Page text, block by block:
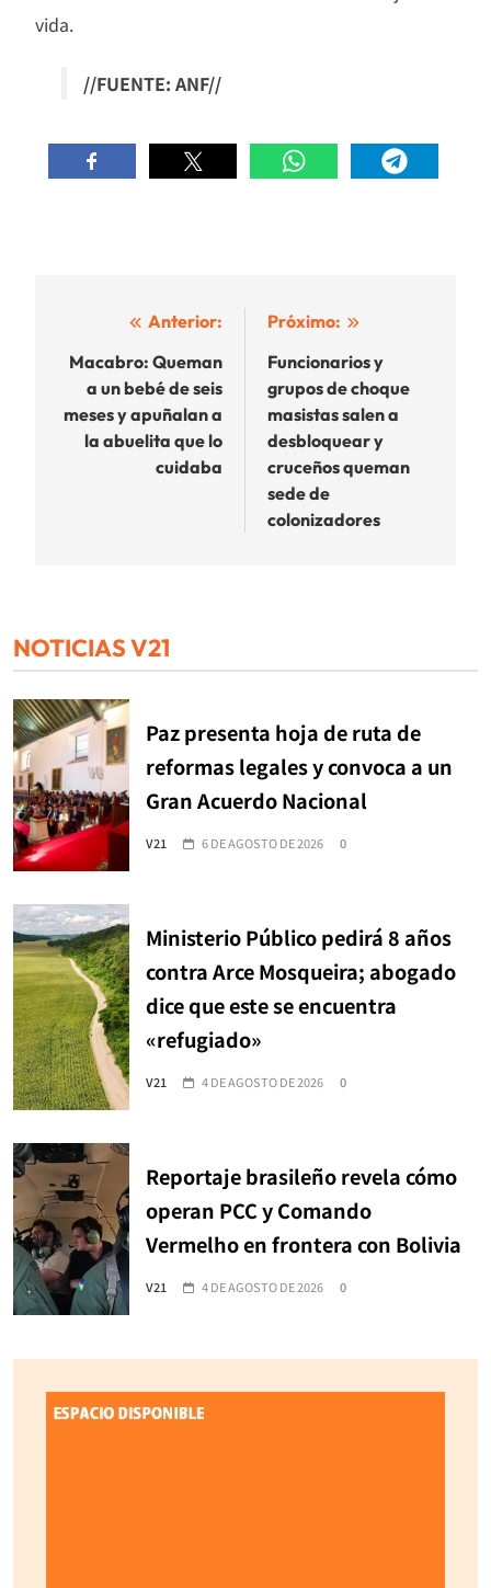
vida.
//FUENTE: ANF//
Navegación
de
entradas
Anterior:
Macabro: Queman
a un bebé de seis
meses y apuñalan a
la abuelita que lo
cuidaba
Próximo:
Funcionarios y
grupos de choque
masistas salen a
desbloquear y
cruceños queman
sede de
colonizadores
NOTICIAS V21
Paz presenta hoja de ruta de
reformas legales y convoca a un
Gran Acuerdo Nacional
V21 6 DE AGOSTO DE 2026 0
Ministerio Público pedirá 8 años
contra Arce Mosqueira; abogado
dice que este se encuentra
«refugiado»
V21 4 DE AGOSTO DE 2026 0
Reportaje brasileño revela cómo
operan PCC y Comando
Vermelho en frontera con Bolivia
V21 4 DE AGOSTO DE 2026 0